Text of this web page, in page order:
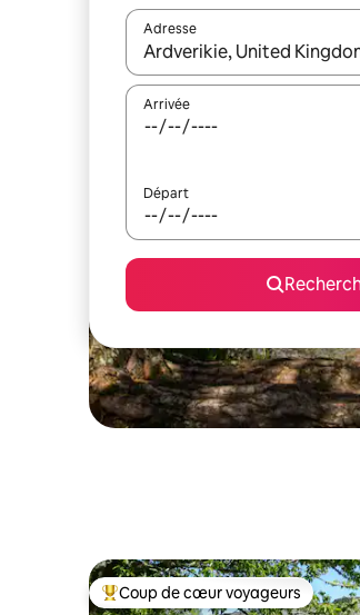
Adresse
Lorsque les résultats
Arrivée
Départ
Coups de cœur voyageurs les plus
Coup de cœur voyageurs